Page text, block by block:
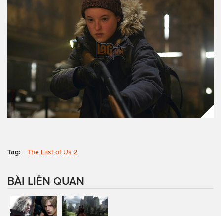
Tag: The Last of Us 2
BÀI LIÊN QUAN